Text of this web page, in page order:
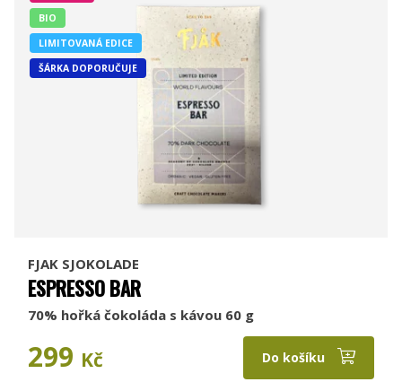
BIO
LIMITOVANÁ EDICE
ŠÁRKA DOPORUČUJE
FJAK SJOKOLADE
ESPRESSO BAR
70% hořká čokoláda s kávou 60 g
299 Kč Do košíku